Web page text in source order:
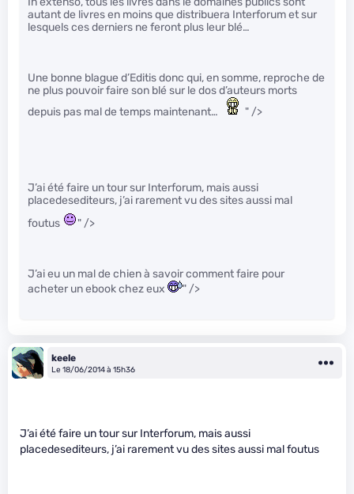
autant de livres en moins que distribuera Interforum et sur
lesquels ces derniers ne feront plus leur blé…
Une bonne blague d’Editis donc qui, en somme, reproche de
ne plus pouvoir faire son blé sur le dos d’auteurs morts
depuis pas mal de temps maintenant…
" />
J’ai été faire un tour sur Interforum, mais aussi
placedesediteurs, j’ai rarement vu des sites aussi mal
foutus
" />
J’ai eu un mal de chien à savoir comment faire pour
acheter un ebook chez eux
" />
keele
Le 18/06/2014 à 15h36
J’ai été faire un tour sur Interforum, mais aussi
placedesediteurs, j’ai rarement vu des sites aussi mal foutus